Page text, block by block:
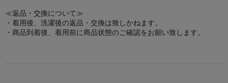
≪返品・交換について≫
・着用後、洗濯後の返品・交換は致しかねます。
・商品到着後、着用前に商品状態のご確認をお願い致します。